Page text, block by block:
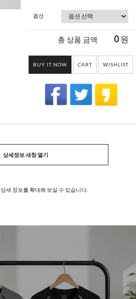
옵션
총 상품 금액 0원
BUY IT NOW CART WISHLIST
상세정보 새창 열기
상세 정보를 확대해 보실 수 있습니다.